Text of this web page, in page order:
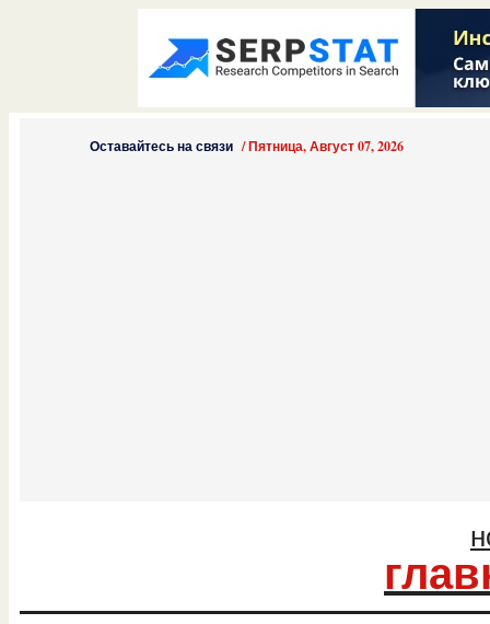
Оставайтесь на связи /Пятница, Август 07, 2026